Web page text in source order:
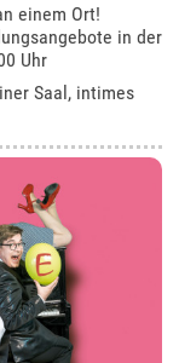
einem Ort!
in der
Uhr
Saal, intimes